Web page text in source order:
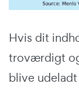
Hvis dit
troværdigt
blive